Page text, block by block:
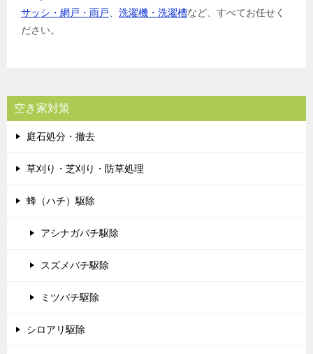
サッシ・網戸・雨戸、 洗濯機・洗濯槽など、すべてお任せく
ださい。
空き家対策
庭石処分・撤去
草刈り・芝刈り・防草処理
蜂（ハチ）駆除
アシナガバチ駆除
スズメバチ駆除
ミツバチ駆除
シロアリ駆除